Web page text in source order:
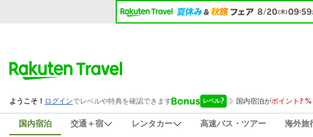
国内宿泊 交通＋宿 レンタカー 高速バス・ツアー 海外旅